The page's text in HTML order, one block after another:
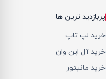
پربازدید ترین ها
خرید لپ تاپ
خرید آل این وان
خرید مانیتور